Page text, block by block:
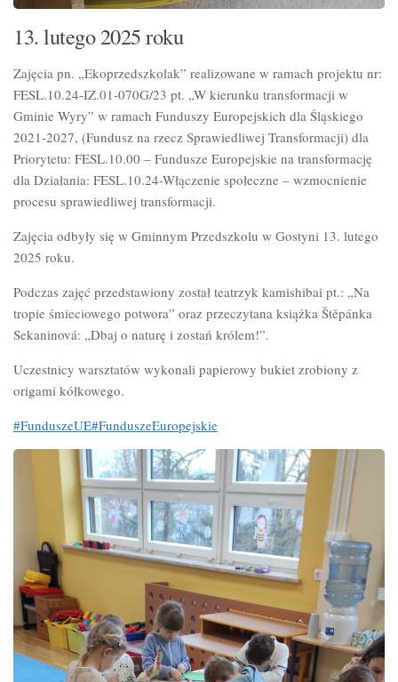
13. lutego 2025 roku
Zajęcia pn. „Ekoprzedszkolak” realizowane w ramach projektu nr:
FESL.10.24-IZ.01-070G/23 pt. „W kierunku transformacji w
Gminie Wyry” w ramach Funduszy Europejskich dla Śląskiego
2021-2027, (Fundusz na rzecz Sprawiedliwej Transformacji) dla
Priorytetu: FESL.10.00 – Fundusze Europejskie na transformację
dla Działania: FESL.10.24-Włączenie społeczne – wzmocnienie
procesu sprawiedliwej transformacji.
Zajęcia odbyły się w Gminnym Przedszkolu w Gostyni 13. lutego
2025 roku.
Podczas zajęć przedstawiony został teatrzyk kamishibai pt.: „Na
tropie śmieciowego potwora” oraz przeczytana książka Štěpánka
Sekaninová: „Dbaj o naturę i zostań królem!”.
Uczestnicy warsztatów wykonali papierowy bukiet zrobiony z
origami kółkowego.
#FunduszeUE#FunduszeEuropejskie